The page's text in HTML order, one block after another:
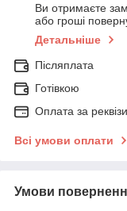
Ви отримаєте
або гроші
Детальніше
Післяплата
Готівкою
Оплата за
Всі умови оплати
Умови